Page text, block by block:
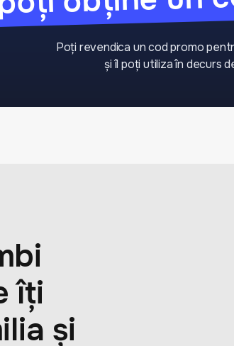
Poți revendica un cod promo
și îl poți utiliza în decurs
îți
și